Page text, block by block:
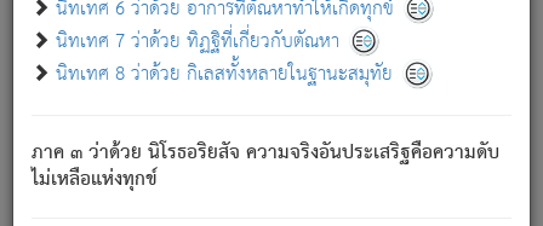
นิทเทศ 6 ว่าด้วย อาการที่ตัณหาทำให้เกิดทุกข์
นิทเทศ 7 ว่าด้วย ทิฏฐิที่เกี่ยวกับตัณหา
นิทเทศ 8 ว่าด้วย กิเลสทั้งหลายในฐานะสมุทัย
ภาค ๓ ว่าด้วย นิโรธอริยสัจ ความจริงอันประเสริฐคือความดับ
ไม่เหลือแห่งทุกข์
เพราะความสิ้นไปแห่งตัณหาโดยประการทั้งปวง นั้นคือ
นิพพาน.
ภพใหม่ย่อมไม่มีแก่ภิกษุนั้น ผู้ดับเย็นสนิทแล้ว เพราะไม่มี
ภิกษุนั้น เป็นผู้ครอบงำมารได้แล้ว ชนะสงครามแล้ว ก้าวล่วง
ภพทั้งหลายทั้งปวงได้แล้ว เป็นผู้คงที่ (คือไม่เปลี่ยนแปลงอีกต่อ